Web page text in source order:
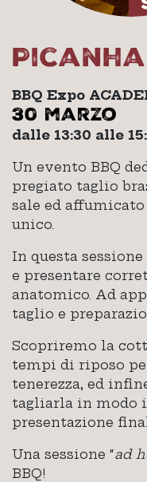
BBQ Expo
30 marzo
dalle 13:30 alle
Un evento BBQ
pregiato taglio
sale ed
unico.
In questa
e presentare
anatomico. Ad
taglio e
Scopriremo la
tempi di riposo
tenerezza, ed
tagliarla in modo
presentazione
Una sessione “ad
BBQ!